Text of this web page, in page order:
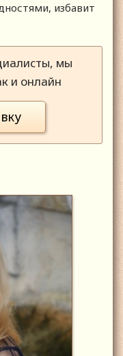
избавит
мы
и онлайн